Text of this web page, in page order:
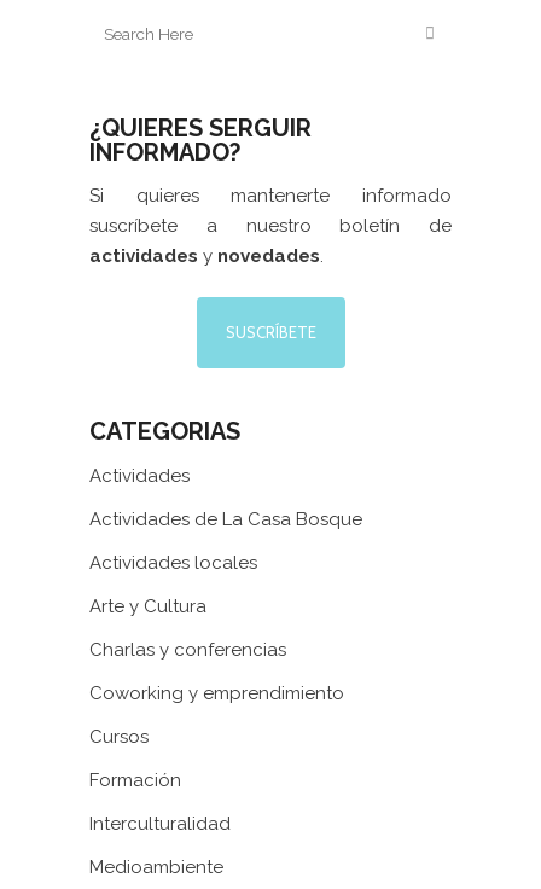
¿QUIERES SERGUIR
INFORMADO?
Si quieres mantenerte informado
suscríbete a nuestro boletín de
actividades y novedades.
SUSCRÍBETE
CATEGORIAS
Actividades
Actividades de La Casa Bosque
Actividades locales
Arte y Cultura
Charlas y conferencias
Coworking y emprendimiento
Cursos
Formación
Interculturalidad
Medioambiente